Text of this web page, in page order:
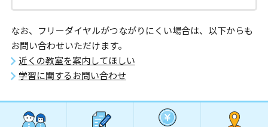
なお、フリーダイヤルがつながりにくい場合は、以下からも
お問い合わせいただけます。
近くの教室を案内してほしい
学習に関するお問い合わせ